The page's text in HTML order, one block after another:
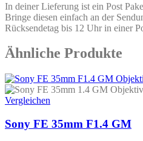
In deiner Lieferung ist ein Post
Bringe diesen einfach an der
Rücksendetag bis 12 Uhr in einer
Ähnliche Produkte
Vergleichen
Sony FE 35mm F1.4 GM